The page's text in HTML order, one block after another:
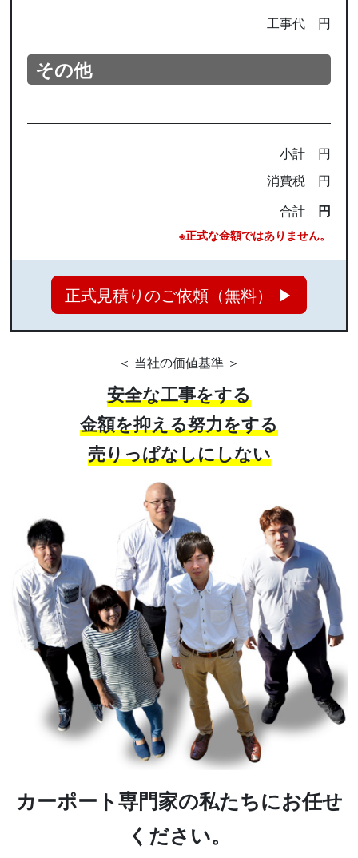
工事代 円
その他
小計 円
消費税 円
合計 円
※正式な金額ではありません。
正式見積りのご依頼（無料） ▶
＜ 当社の価値基準 ＞
安全な工事をする
金額を抑える努力をする
売りっぱなしにしない
カーポート専門家の私たちにお任せ
ください。